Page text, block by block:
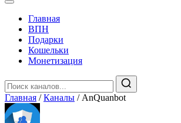
Главная
️ВПН
Подарки
Кошельки
Монетизация
Главная / Каналы / AnQuanbot